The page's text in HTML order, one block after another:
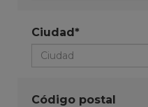
Ciudad*
Código postal